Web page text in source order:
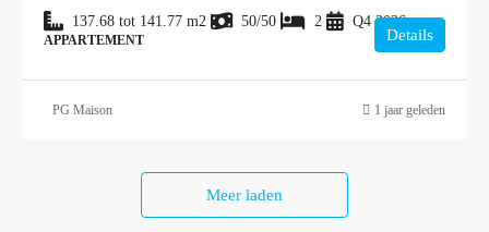
137.68 tot 141.77 m2 50/50 2 Q4 2026
APPARTEMENT Details
PG Maison 1 jaar geleden
Meer laden